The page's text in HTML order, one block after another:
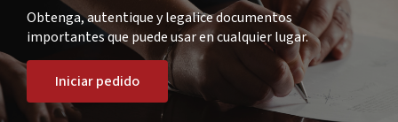
Obtenga, autentique y legalice documentos
importantes que puede usar en cualquier lugar.
Iniciar pedido